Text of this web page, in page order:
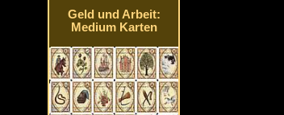
Geld und Arbeit:
Medium Karten